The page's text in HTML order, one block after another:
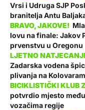
Vrsi i Udruga SJP
branitelja Antu
lovu na finale: Jakov
prvenstvu u Oregonu
Zadarska vodena
plivanja na
potvrdio mjesto
vozačima regije